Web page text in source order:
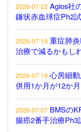
2026-07-22 Agios社
鎌状赤血球症Ph2
2026-07-19 重症肺
治療で減るかもし
2026-07-19 心房細
併用1か月が12か
2026-07-07 BMSの
腸癌2番手治療